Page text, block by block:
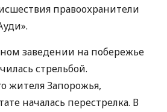
правоохранители
заведении на побережье
стрельбой.
жителя Запорожья,
началась перестрелка. В